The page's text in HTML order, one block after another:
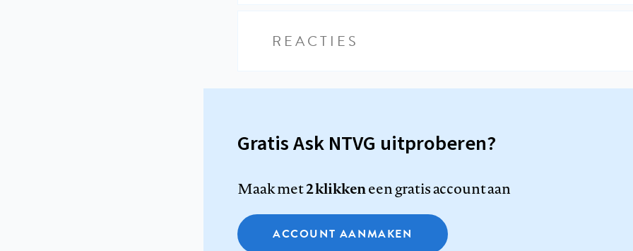
REACTIES
Gratis Ask NTVG uitproberen?
Maak met2 klikkeneen gratis account aan
ACCOUNT AANMAKEN